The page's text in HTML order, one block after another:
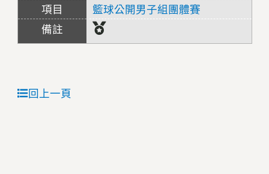
籃球公開男子組團體賽
回上一頁